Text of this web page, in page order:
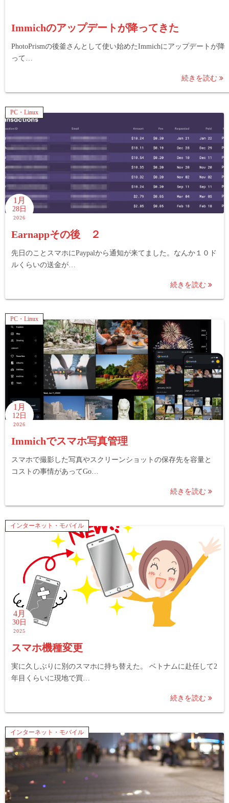
Immichのアップデートが降ってきた
PhotoPrismの後釜さんとして使い始めたImmichにアップデートが降
って…
続きを読む
PC・Linux
1月
28日
2026
Earnappその後 ２
先日のことスマホにPaypalから通知が来てました。なんか１０ド
ルくらいの送金が…
続きを読む
PC・Linux
1月
12日
2026
Immichでスマホ写真管理
スマホで撮影した写真やスクリーンショットの保存先を容量と
コストの事情があってGo…
続きを読む
インターネット・モバイル
4月
30日
2025
スマホ機種変更
実に久しぶりに別のスマホに持ち替えた。 ベトナムに赴任して2
年目くらいに現地で買…
続きを読む
インターネット・モバイル